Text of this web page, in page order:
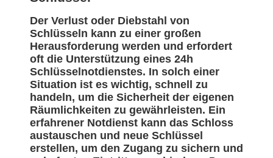
Der Verlust oder Diebstahl von
Schlüsseln kann zu einer großen
Herausforderung werden und erfordert
oft die Unterstützung eines 24h
Schlüsselnotdienstes. In solch einer
Situation ist es wichtig, schnell zu
handeln, um die Sicherheit der eigenen
Räumlichkeiten zu gewährleisten. Ein
erfahrener Notdienst kann das Schloss
austauschen und neue Schlüssel
erstellen, um den Zugang zu sichern und